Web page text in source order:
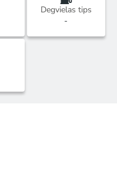
Degvielas tips
-